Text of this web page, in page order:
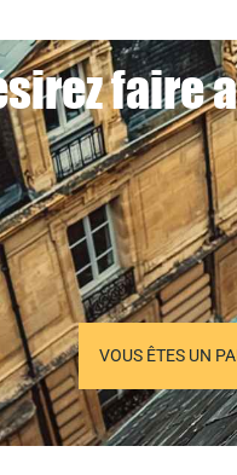
faire
VOUS ÊTES UN